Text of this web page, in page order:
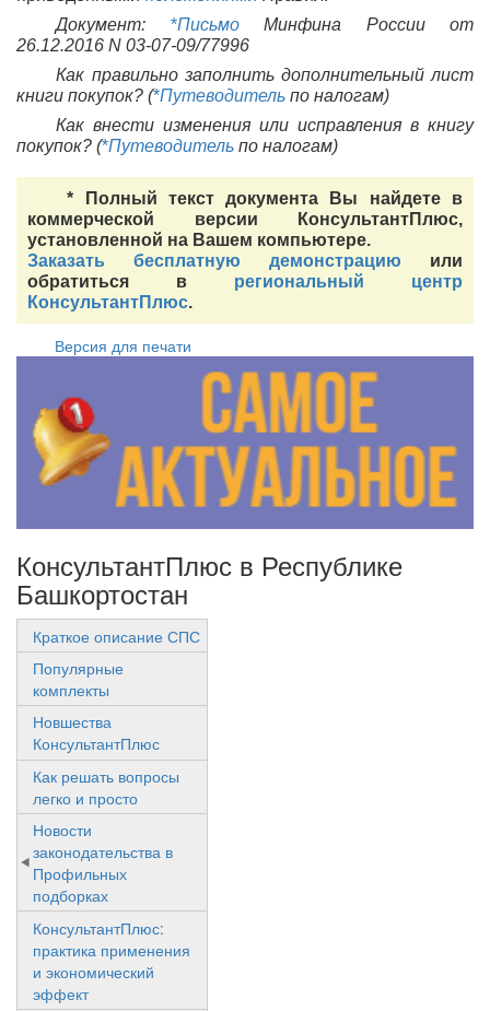
Документ: *ПисьмоМинфина России от
26.12.2016 N 03-07-09/77996
Как правильно заполнить дополнительный лист
книги покупок? (*Путеводитель по налогам)
Как внести изменения или исправления в книгу
покупок? (*Путеводитель по налогам)
* Полный текст документа Вы найдете в
коммерческой версии КонсультантПлюс,
установленной на Вашем компьютере.
Заказать бесплатную демонстрацию или
обратиться в региональный центр
КонсультантПлюс.
Версия для печати
КонсультантПлюс в Республике
Башкортостан
Краткое описание СПС
Популярные
комплекты
Новшества
КонсультантПлюс
Как решать вопросы
легко и просто
Новости
законодательства в
Профильных
подборках
КонсультантПлюс:
практика применения
и экономический
эффект